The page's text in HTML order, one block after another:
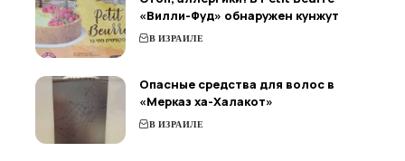
«Вилли-Фуд» обнаружен кунжут
В ИЗРАИЛЕ
Опасные средства для волос в
«Мерказ ха-Халакот»
В ИЗРАИЛЕ